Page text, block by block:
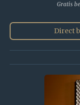
Gratis
Direct